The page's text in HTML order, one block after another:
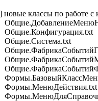
классы по работе с